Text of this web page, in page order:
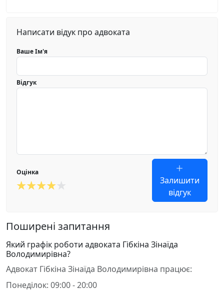
Написати відук про адвоката
Ваше Ім'я
Відгук
Оцінка
Залишити
відгук
Поширені запитання
Який графік роботи адвоката Гібкіна Зінаїда
Володимирівна?
Адвокат Гібкіна Зінаїда Володимирівна працює:
Понеділок: 09:00 - 20:00